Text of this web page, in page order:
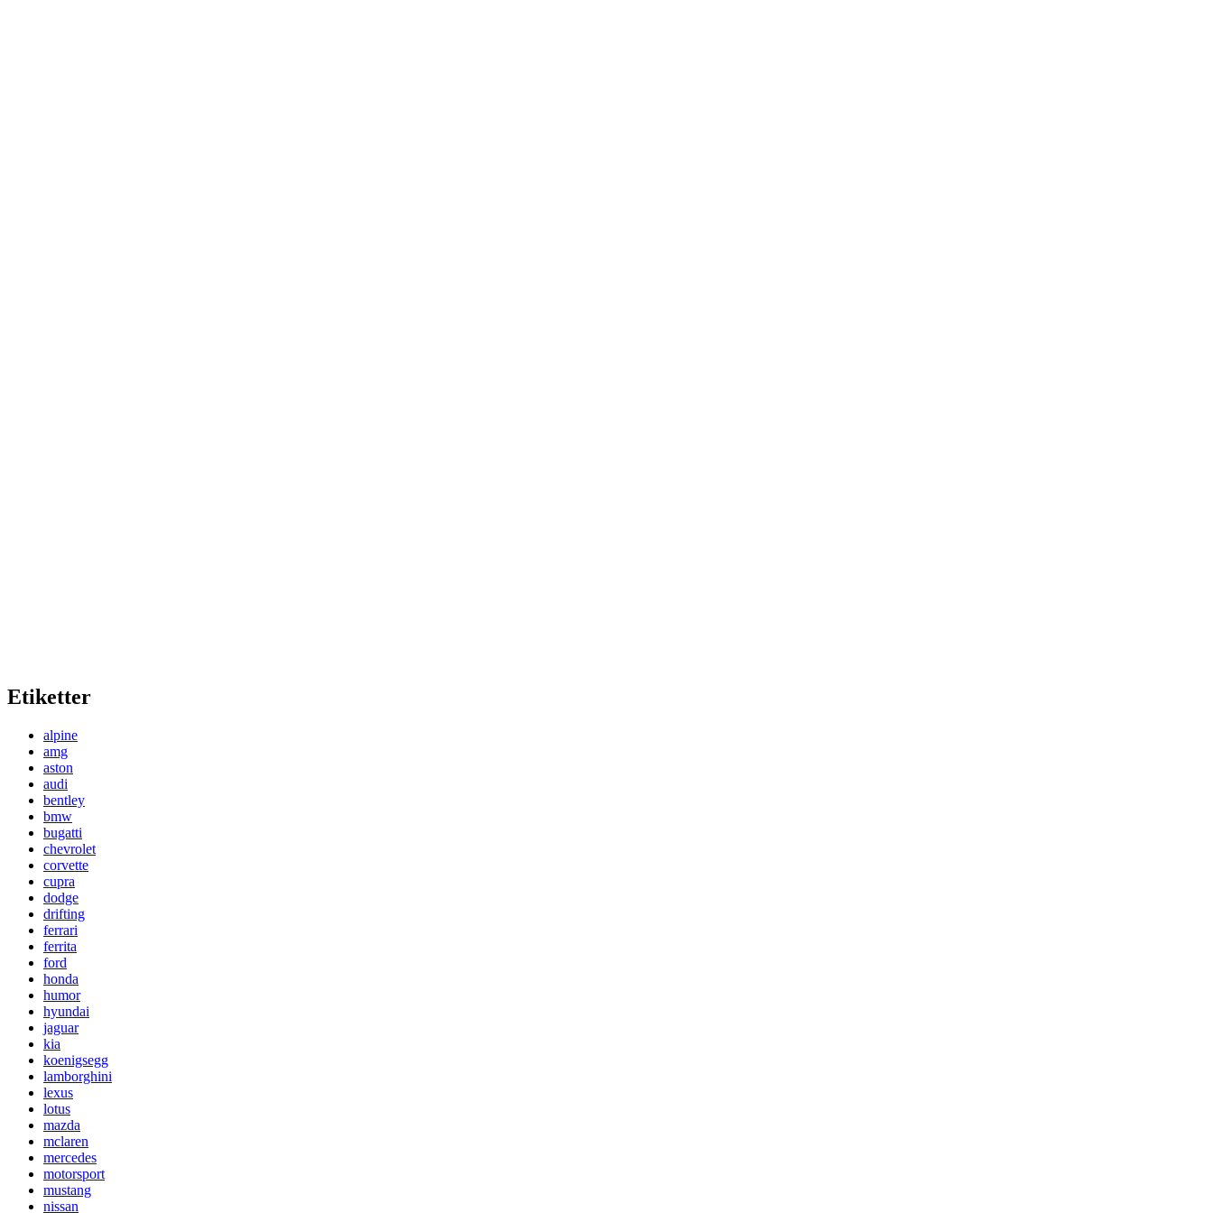
Etiketter
alpine
amg
aston
audi
bentley
bmw
bugatti
chevrolet
corvette
cupra
dodge
drifting
ferrari
ferrita
ford
honda
humor
hyundai
jaguar
kia
koenigsegg
lamborghini
lexus
lotus
mazda
mclaren
mercedes
motorsport
mustang
nissan